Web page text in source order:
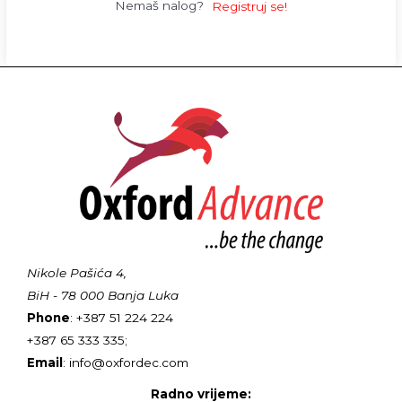
Nemaš nalog? Registruj se!
Nikole Pašića 4,
BiH - 78 000 Banja Luka
Phone: +387 51 224 224
+387 65 333 335;
Email: info@oxfordec.com
Radno vrijeme: